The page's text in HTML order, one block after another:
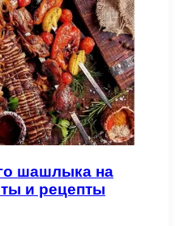
шашлыка на
и рецепты